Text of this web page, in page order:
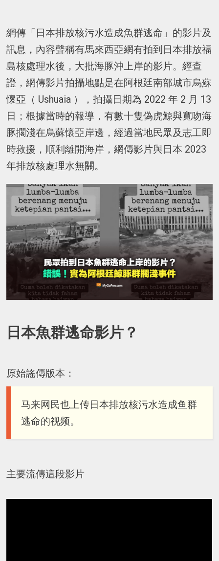
網傳「日本排放核污水造成魚群逃命」的影片及
訊息，內容聲稱有馬來西亞網有拍到日本排放福
島核處理水後，大批海豚沖上岸的影片。經查
證，網傳影片拍攝地點是在阿根廷南部城市烏蘇
懷亞（ Ushuaia ），拍攝日期為 2022 年 2 月 13
日；根據當時的報導，有數十隻偽虎鯨與寬吻海
豚擱淺在烏蘇懷亞岸邊，經過當地民眾及志工即
時救援，順利離開海岸，網傳影片與日本 2023
年排放核處理水無關。
日本魚群逃命影片？
原始謠傳版本：
马来网民也上传日本排放核污水造成鱼群
逃命的视频。
主要流傳這段影片